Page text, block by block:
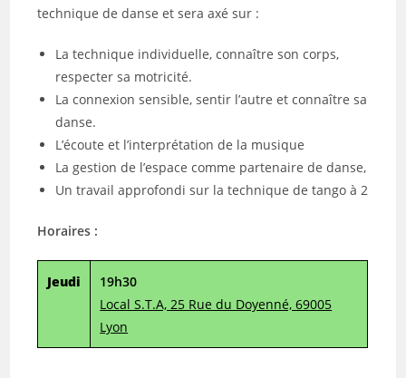
technique de danse et sera axé sur :
La technique individuelle, connaître son corps,
respecter sa motricité.
La connexion sensible, sentir l’autre et connaître sa
danse.
L’écoute et l’interprétation de la musique
La gestion de l’espace comme partenaire de danse,
Un travail approfondi sur la technique de tango à 2
Horaires :
Jeudi
19h30
Local S.T.A, 25 Rue du Doyenné, 69005
Lyon